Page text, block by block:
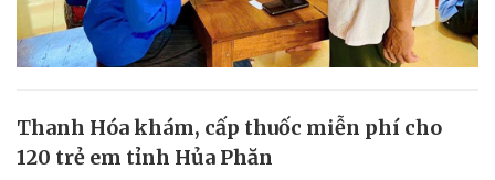
Thanh Hóa khám, cấp thuốc miễn phí cho
120 trẻ em tỉnh Hủa Phăn